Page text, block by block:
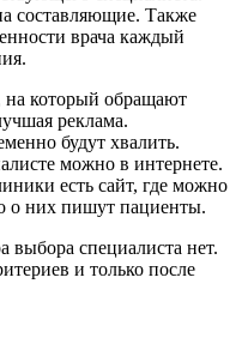
составляющие. Также
врача каждый
на который обращают
реклама.
будут хвалить.
можно в интернете.
есть сайт, где можно
о них пишут пациенты.
выбора специалиста нет.
и только после